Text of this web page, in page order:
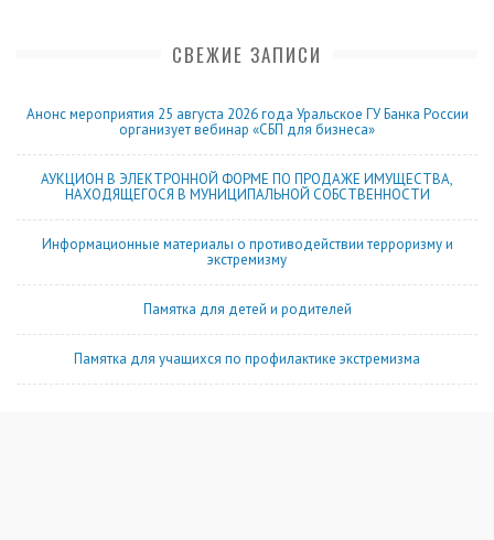
СВЕЖИЕ ЗАПИСИ
Анонс мероприятия 25 августа 2026 года Уральское ГУ Банка России
организует вебинар «СБП для бизнеса»
АУКЦИОН В ЭЛЕКТРОННОЙ ФОРМЕ ПО ПРОДАЖЕ ИМУЩЕСТВА,
НАХОДЯЩЕГОСЯ В МУНИЦИПАЛЬНОЙ СОБСТВЕННОСТИ
Информационные материалы о противодействии терроризму и
экстремизму
Памятка для детей и родителей
Памятка для учащихся по профилактике экстремизма